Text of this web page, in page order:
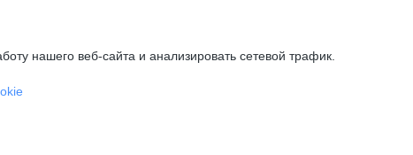
нашего веб-сайта и анализировать сетевой трафик.